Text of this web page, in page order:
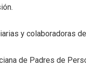
y colaboradoras
de Padres de